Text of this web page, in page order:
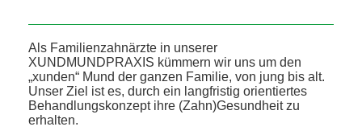
Als Familienzahnärzte in unserer
XUNDMUNDPRAXIS kümmern wir uns um den
„xunden“ Mund der ganzen Familie, von jung bis alt.
Unser Ziel ist es, durch ein langfristig orientiertes
Behandlungskonzept ihre (Zahn)Gesundheit zu
erhalten.